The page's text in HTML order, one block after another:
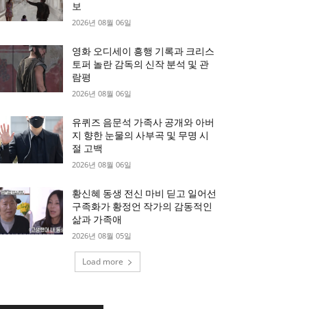
보
2026년 08월 06일
영화 오디세이 흥행 기록과 크리스
토퍼 놀란 감독의 신작 분석 및 관
람평
2026년 08월 06일
유퀴즈 음문석 가족사 공개와 아버
지 향한 눈물의 사부곡 및 무명 시
절 고백
2026년 08월 06일
황신혜 동생 전신 마비 딛고 일어선
구족화가 황정언 작가의 감동적인
삶과 가족애
2026년 08월 05일
Load more